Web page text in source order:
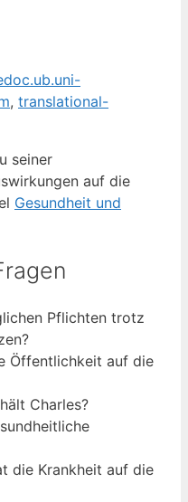
, translational-
seiner
auf die
Gesundheit und
Pflichten trotz
Öffentlichkeit auf die
Charles?
die Krankheit auf die